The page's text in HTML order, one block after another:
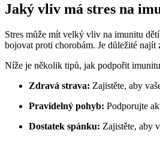
Jaký vliv má stres na
Stres může mít velký vliv na imunitu
bojovat proti chorobám. Je důležité
Níže je několik tipů, jak podpořit
Zdravá strava: Zajistěte, aby
Pravidelný pohyb: Podporujte
Dostatek spánku: Zajistěte, aby